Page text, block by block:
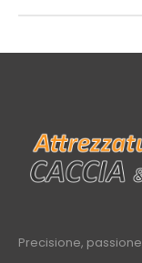
Precisione,